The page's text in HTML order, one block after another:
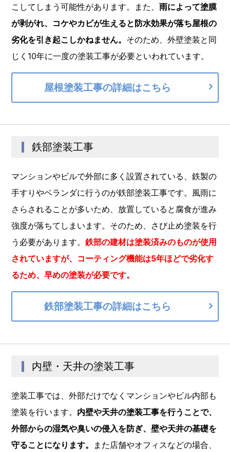
こしてしまう可能性があります。また、雨によって塗膜
が剥がれ、コケやカビが生えると防水効果が落ち屋根の
劣化を引き起こしかねません。 そのため、外壁塗装と同
じく10年に一度の塗装工事が必要といわれています。
屋根塗装工事の詳細はこちら
鉄部塗装工事
マンションやビルで外部に多く設置されている、鉄製の
手すりやベランダに行うのが鉄部塗装工事です。風雨に
さらされることが多いため、放置していると腐食が進み
強度が落ちてしまいます。そのため、さび止め塗装を行
う必要があります。鉄部の建材は塗装済みのものが使用
されていますが、コーティング機能は5年ほどで劣化す
るため、早めの塗装が必要です。
鉄部塗装工事の詳細はこちら
内壁・天井の塗装工事
塗装工事では、外部だけでなくマンションやビル内部も
塗装を行います。 内壁や天井の塗装工事を行うことで、
外部からの湿気や臭いの侵入を防ぎ、壁や天井の基礎を
守ることになります。
また店舗やオフィスなどの場合、